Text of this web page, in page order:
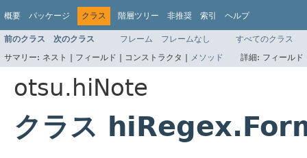
概要 パッケージ クラス 階層ツリー 非推奨 索引 ヘルプ
前のクラス 次のクラス フレーム フレームなし
すべてのクラス
サマリー: ネスト | フィールド | コンストラクタ | メソッド 詳細: フィール
otsu.hiNote
クラス